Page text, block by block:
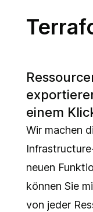
einem
Wir machen
neuen
können Sie
von jeder